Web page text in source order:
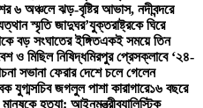
৬ অঞ্চলে ঝড়-বৃষ্টির আভাস, নদীবন্দরে
স্মৃতি জাদুঘর’যুক্তরাষ্ট্রকে ঘিরে
বড় সংঘাতের ইঙ্গিতএকই সময়ে তিন
ও মিছিল নিষিদ্ধমিরপুর প্রেসক্লাবে ‘২৪-
সভানা ফেরার দেশে চলে গেলেন
যুগ্মসচিব জগলুল পাশা কারাগারে১৬ বছরে
মানুষকে হত্যা: আইনমন্ত্রীব্যালিস্টিক